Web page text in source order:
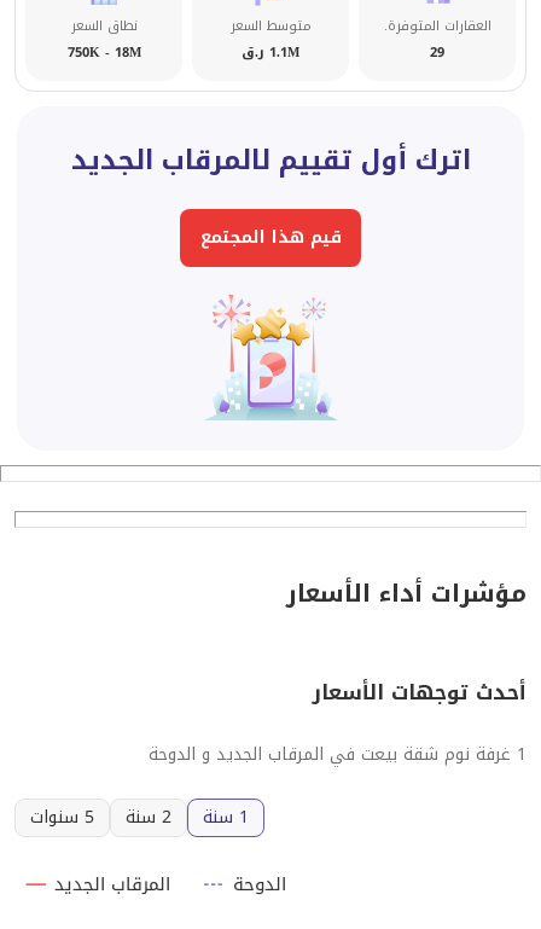
العقارات المتوفرة.
29
متوسط السعر
1.1M ر.ق
نطاق السعر
750K - 18M
اترك أول تقييم لالمرقاب الجديد
قيم هذا المجتمع
مؤشرات أداء الأسعار
أحدث توجهات الأسعار
1 غرفة نوم شقة بيعت في المرقاب الجديد و الدوحة
1 سنة
2 سنة 5 سنوات
المرقاب الجديد الدوحة